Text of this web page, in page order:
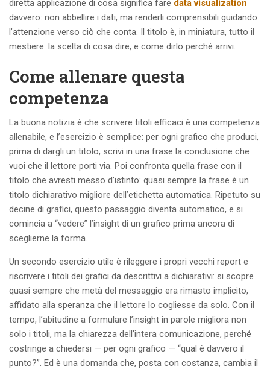
diretta applicazione di cosa significa fare data visualization
davvero: non abbellire i dati, ma renderli comprensibili guidando
l’attenzione verso ciò che conta. Il titolo è, in miniatura, tutto il
mestiere: la scelta di cosa dire, e come dirlo perché arrivi.
Come allenare questa
competenza
La buona notizia è che scrivere titoli efficaci è una competenza
allenabile, e l’esercizio è semplice: per ogni grafico che produci,
prima di dargli un titolo, scrivi in una frase la conclusione che
vuoi che il lettore porti via. Poi confronta quella frase con il
titolo che avresti messo d’istinto: quasi sempre la frase è un
titolo dichiarativo migliore dell’etichetta automatica. Ripetuto su
decine di grafici, questo passaggio diventa automatico, e si
comincia a “vedere” l’insight di un grafico prima ancora di
sceglierne la forma.
Un secondo esercizio utile è rileggere i propri vecchi report e
riscrivere i titoli dei grafici da descrittivi a dichiarativi: si scopre
quasi sempre che metà del messaggio era rimasto implicito,
affidato alla speranza che il lettore lo cogliesse da solo. Con il
tempo, l’abitudine a formulare l’insight in parole migliora non
solo i titoli, ma la chiarezza dell’intera comunicazione, perché
costringe a chiedersi — per ogni grafico — “qual è davvero il
punto?”. Ed è una domanda che, posta con costanza, cambia il